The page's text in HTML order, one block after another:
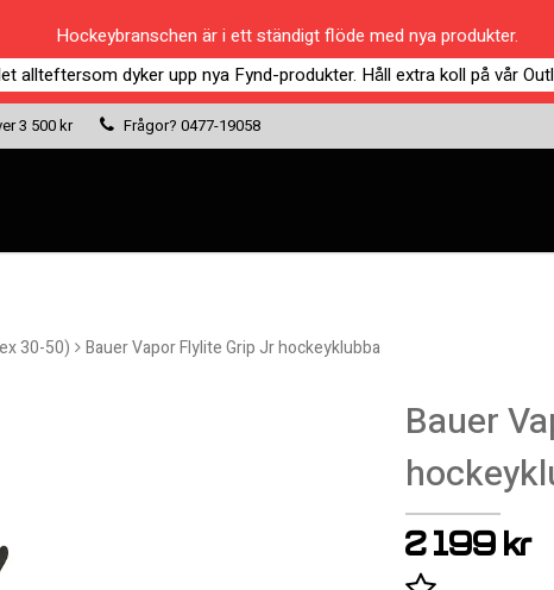
Hockeybranschen är i ett ständigt flöde med nya produkter.
allteftersom dyker upp nya Fynd-produkter. Håll extra koll på vår
3 500 kr Frågor? 0477-19058
30-50) Bauer Vapor Flylite Grip Jr hockeyklubba
Bauer
2 199 kr